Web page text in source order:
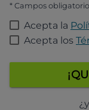
* Campos
Acepta la
Acepta los